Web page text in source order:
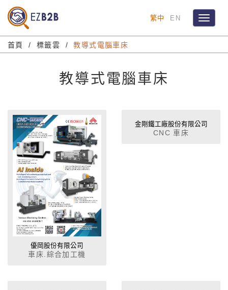
Toggle
繁中 EN
首頁 標籤雲 教導式電腦車床
教導式電腦車床
優岡股份有限公司
車床.綜合加工機
金剛鐵工廠股份有限公司
CNC 車床